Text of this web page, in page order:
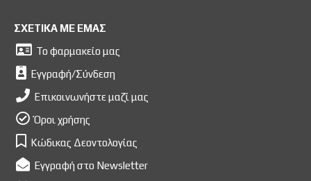
ΣΧΕΤΙΚΑ ΜΕ ΕΜΑΣ
Το φαρμακείο μας
Εγγραφή/Σύνδεση
Επικοινωνήστε μαζί μας
Όροι χρήσης
Κώδικας Δεοντολογίας
Εγγραφή στο Newsletter